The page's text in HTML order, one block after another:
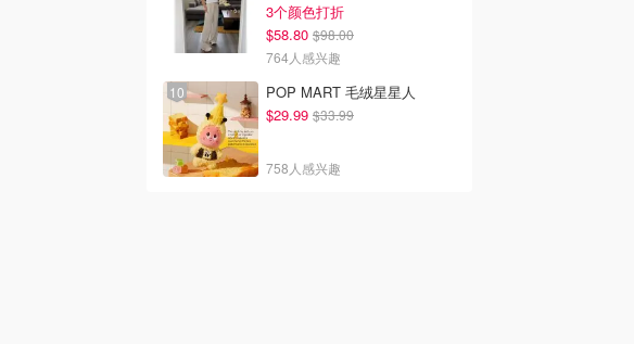
3个颜色打折
$58.80 $98.00
764人感兴趣
POP MART 毛绒星星人
$29.99 $33.99
758人感兴趣